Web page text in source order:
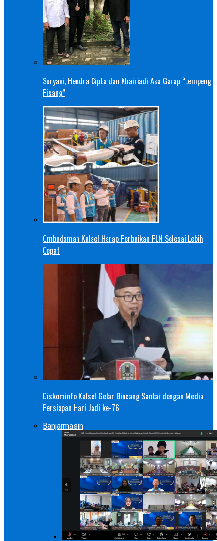
Suryani, Hendra Cipta dan Khairiadi Asa Garap “Lempeng
Pisang”
Ombudsman Kalsel Harap Perbaikan PLN Selesai Lebih
Cepat
Diskominfo Kalsel Gelar Bincang Santai dengan Media
Persiapan Hari Jadi ke-76
Banjarmasin